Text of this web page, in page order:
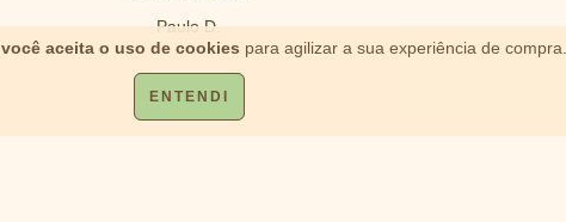
você aceita o uso de cookies para agilizar a sua experiência de compra.
ENTENDI
Paulo D.